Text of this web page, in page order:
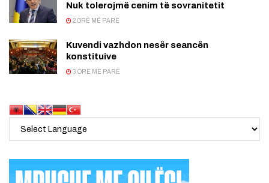
Nuk tolerojmë cenim të sovranitetit
2 ORË MË PARË
Kuvendi vazhdon nesër seancën
konstituive
3 ORË MË PARË